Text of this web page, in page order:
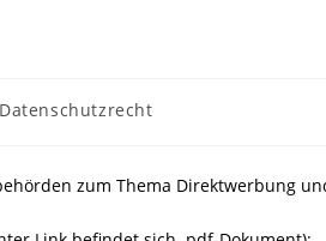
Datenschutzrecht
zum Thema Direktwerbung